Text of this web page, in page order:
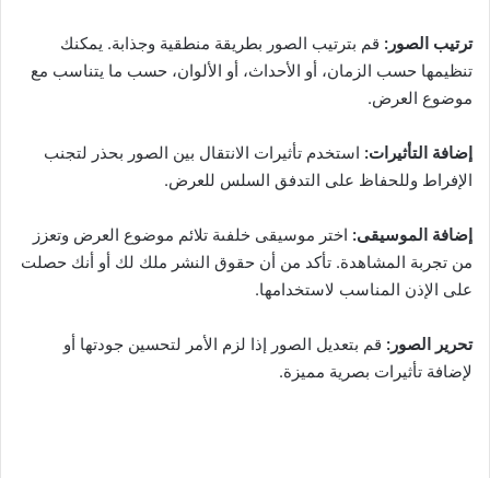
ترتيب الصور: قم بترتيب الصور بطريقة منطقية وجذابة. يمكنك
تنظيمها حسب الزمان، أو الأحداث، أو الألوان، حسب ما يتناسب مع
موضوع العرض.
إضافة التأثيرات: استخدم تأثيرات الانتقال بين الصور بحذر لتجنب
الإفراط وللحفاظ على التدفق السلس للعرض.
إضافة الموسيقى: اختر موسيقى خلفىة تلائم موضوع العرض وتعزز
من تجربة المشاهدة. تأكد من أن حقوق النشر ملك لك أو أنك حصلت
على الإذن المناسب لاستخدامها.
تحرير الصور: قم بتعديل الصور إذا لزم الأمر لتحسين جودتها أو
لإضافة تأثيرات بصرية مميزة.